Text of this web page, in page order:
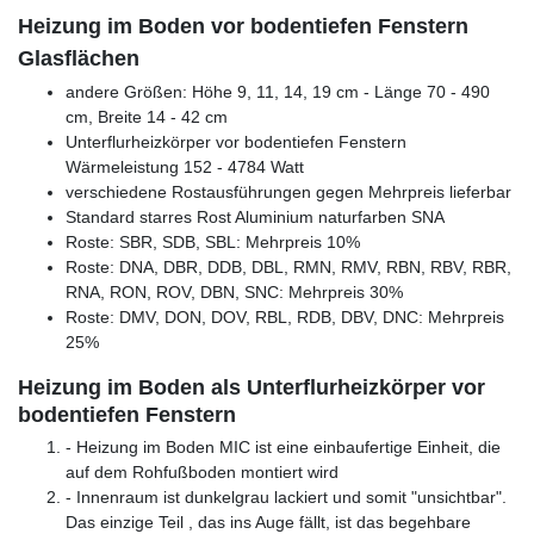
Heizung im Boden vor bodentiefen Fenstern
Glasflächen
andere Größen: Höhe 9, 11, 14, 19 cm - Länge 70 - 490
cm, Breite 14 - 42 cm
Unterflurheizkörper vor bodentiefen Fenstern
Wärmeleistung 152 - 4784 Watt
verschiedene Rostausführungen gegen Mehrpreis lieferbar
Standard starres Rost Aluminium naturfarben SNA
Roste: SBR, SDB, SBL: Mehrpreis 10%
Roste: DNA, DBR, DDB, DBL, RMN, RMV, RBN, RBV, RBR,
RNA, RON, ROV, DBN, SNC: Mehrpreis 30%
Roste: DMV, DON, DOV, RBL, RDB, DBV, DNC: Mehrpreis
25%
Heizung im Boden als Unterflurheizkörper vor
bodentiefen Fenstern
- Heizung im Boden MIC ist eine einbaufertige Einheit, die
auf dem Rohfußboden montiert wird
- Innenraum ist dunkelgrau lackiert und somit "unsichtbar".
Das einzige Teil , das ins Auge fällt, ist das begehbare